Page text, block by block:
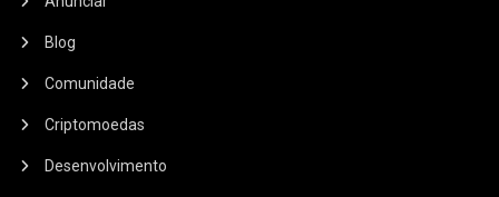
Blog
Comunidade
Criptomoedas
Desenvolvimento